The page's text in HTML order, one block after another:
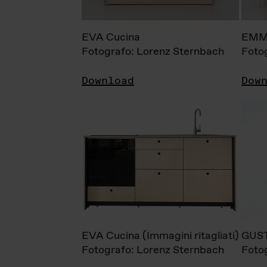
EVA Cucina
Fotografo: Lorenz Sternbach
Download
EVA Cucina (Immagini ritagliati)
Fotografo: Lorenz Sternbach